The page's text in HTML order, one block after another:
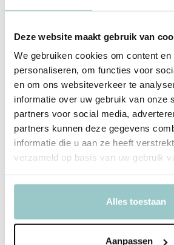
Deze website maakt gebruik van
We gebruiken cookies om content
personaliseren, om functies voor
en om ons websiteverkeer te
informatie over uw gebruik van onze
partners voor social media,
partners kunnen deze gegevens
informatie die u aan ze heeft
verzameld op basis van uw gebruik
Alles toestaan
Aanpassen
glanzende afwerking en speelse design
Rufus is al vertrokken!
Waarom je dit wilt
Laat Rufus jouw raceheld worden – stijlvol,
Ontdek meer van de Playforever-collectie